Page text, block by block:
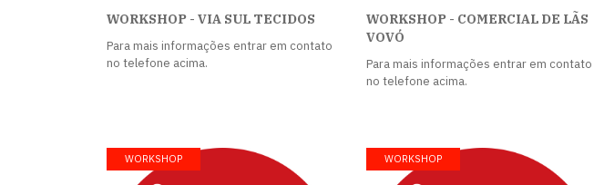
WORKSHOP - VIA SUL TECIDOS
Para mais informações entrar em contato
no telefone acima.
WORKSHOP - COMERCIAL DE LÃS
VOVÓ
Para mais informações entrar em contato
no telefone acima.
WORKSHOP WORKSHOP